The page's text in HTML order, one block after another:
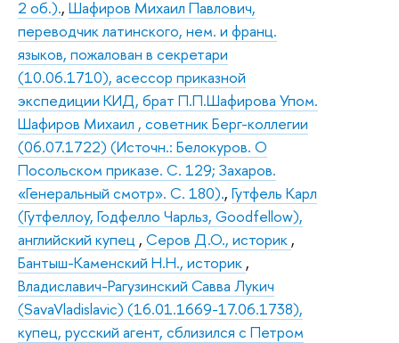
2 об.)., Шафиров Михаил Павлович,
переводчик латинского, нем. и франц.
языков, пожалован в секретари
(10.06.1710), асессор приказной
экспедиции КИД, брат П.П.Шафирова Упом.
Шафиров Михаил , советник Берг-коллегии
(06.07.1722) (Источн.: Белокуров. О
Посольском приказе. С. 129; Захаров.
«Генеральный смотр». С. 180)., Гутфель Карл
(Гутфеллоу, Годфелло Чарльз, Goodfellow),
английский купец , Серов Д.О., историк ,
Бантыш-Каменский Н.Н., историк ,
Владиславич-Рагузинский Савва Лукич
(SavaVladislavic) (16.01.1669-17.06.1738),
купец, русский агент, сблизился с Петром